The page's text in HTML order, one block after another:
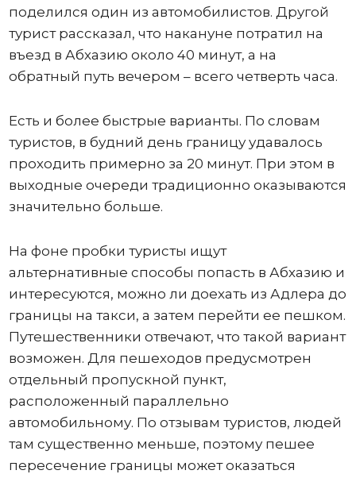
поделился один из автомобилистов. Другой
турист рассказал, что накануне потратил на
въезд в Абхазию около 40 минут, а на
обратный путь вечером – всего четверть часа.
Есть и более быстрые варианты. По словам
туристов, в будний день границу удавалось
проходить примерно за 20 минут. При этом в
выходные очереди традиционно оказываются
значительно больше.
На фоне пробки туристы ищут
альтернативные способы попасть в Абхазию и
интересуются, можно ли доехать из Адлера до
границы на такси, а затем перейти ее пешком.
Путешественники отвечают, что такой вариант
возможен. Для пешеходов предусмотрен
отдельный пропускной пункт,
расположенный параллельно
автомобильному. По отзывам туристов, людей
там существенно меньше, поэтому пешее
пересечение границы может оказаться